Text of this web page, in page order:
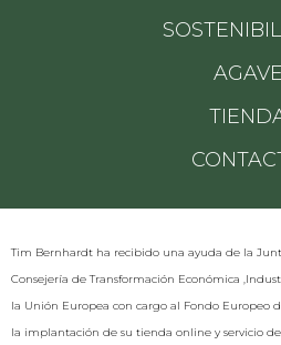
AGAVE
Tim Bernhardt ha recibido una ayuda de la
Consejería de Transformación Económica
la Unión Europea con cargo al Fondo Europeo
la implantación de su tienda online y servicio